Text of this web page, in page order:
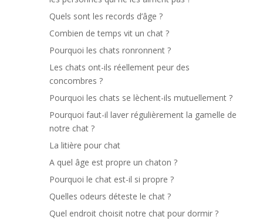
Quels sont les records d’âge ?
Combien de temps vit un chat ?
Pourquoi les chats ronronnent ?
Les chats ont-ils réellement peur des
concombres ?
Pourquoi les chats se lèchent-ils mutuellement ?
Pourquoi faut-il laver régulièrement la gamelle de
notre chat ?
La litière pour chat
A quel âge est propre un chaton ?
Pourquoi le chat est-il si propre ?
Quelles odeurs déteste le chat ?
Quel endroit choisit notre chat pour dormir ?